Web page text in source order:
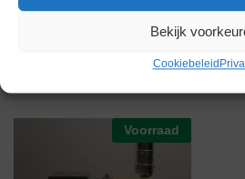
Bekijk
Cookiebeleid
Voorraad